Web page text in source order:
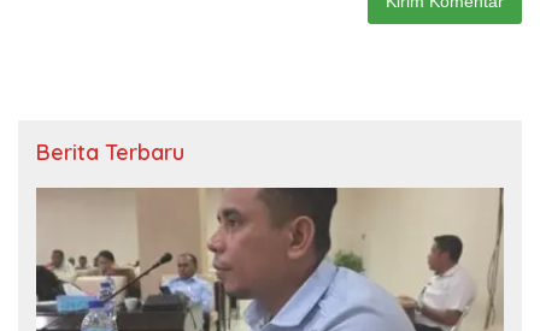
Berita Terbaru